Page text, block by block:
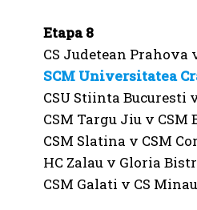
Etapa 8
CS Judetean Prahova
SCM Universitatea
CSU Stiinta Bucuresti
CSM Targu Jiu v CSM
CSM Slatina v CSM
HC Zalau v Gloria
CSM Galati v CS